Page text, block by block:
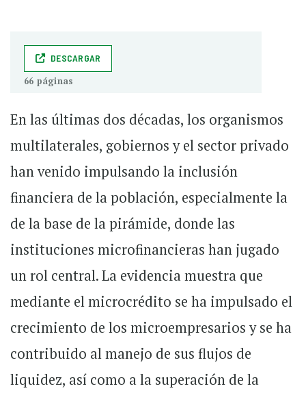
DESCARGAR
66 páginas
En las últimas dos décadas, los organismos
multilaterales, gobiernos y el sector privado
han venido impulsando la inclusión
financiera de la población, especialmente la
de la base de la pirámide, donde las
instituciones microfinancieras han jugado
un rol central. La evidencia muestra que
mediante el microcrédito se ha impulsado el
crecimiento de los microempresarios y se ha
contribuido al manejo de sus flujos de
liquidez, así como a la superación de la